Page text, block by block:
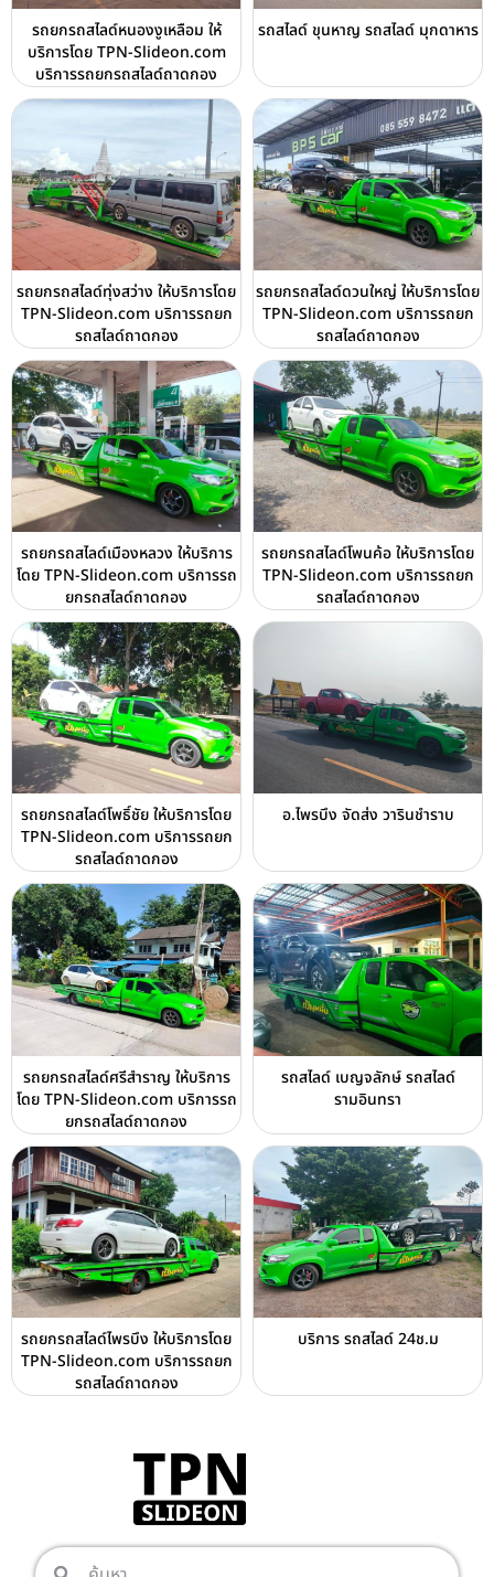
รถยกรถสไลด์หนองงูเหลือม ให้
บริการโดย TPN-Slideon.com
บริการรถยกรถสไลด์ถาดกอง
รถสไลด์ ขุนหาญ รถสไลด์ มุกดาหาร
รถยกรถสไลด์ทุ่งสว่าง ให้บริการโดย
TPN-Slideon.com บริการรถยก
รถสไลด์ถาดกอง
รถยกรถสไลด์ดวนใหญ่ ให้บริการโดย
TPN-Slideon.com บริการรถยก
รถสไลด์ถาดกอง
รถยกรถสไลด์เมืองหลวง ให้บริการ
โดย TPN-Slideon.com บริการรถ
ยกรถสไลด์ถาดกอง
รถยกรถสไลด์โพนค้อ ให้บริการโดย
TPN-Slideon.com บริการรถยก
รถสไลด์ถาดกอง
รถยกรถสไลด์โพธิ์ชัย ให้บริการโดย
TPN-Slideon.com บริการรถยก
รถสไลด์ถาดกอง
อ.ไพรบึง จัดส่ง วารินชำราบ
รถยกรถสไลด์ศรีสำราญ ให้บริการ
โดย TPN-Slideon.com บริการรถ
ยกรถสไลด์ถาดกอง
รถสไลด์ เบญจลักษ์ รถสไลด์
รามอินทรา
รถยกรถสไลด์ไพรบึง ให้บริการโดย
TPN-Slideon.com บริการรถยก
รถสไลด์ถาดกอง
บริการ รถสไลด์ 24ช.ม